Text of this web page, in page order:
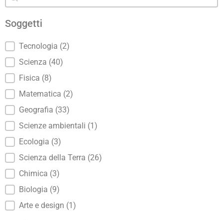
Soggetti
Soggetti
Tecnologia (2)
Scienza (40)
Fisica (8)
Matematica (2)
Geografia (33)
Scienze ambientali (1)
Ecologia (3)
Scienza della Terra (26)
Chimica (3)
Biologia (9)
Arte e design (1)